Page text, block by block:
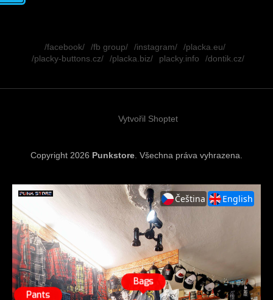
/facebook/ /fb group/ /instagram/
/placka.eu/
/placky-buttons.cz/
/placka.biz/ placky.info /dontik.cz/
Vytvořil Shoptet
Copyright 2026 Punkstore . Všechna práva vyhrazena.